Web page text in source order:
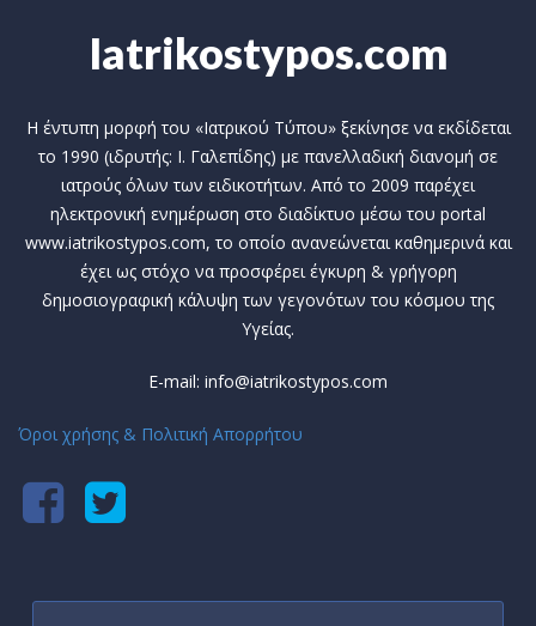
Iatrikostypos.com
Η έντυπη μορφή του «Ιατρικού Τύπου» ξεκίνησε να εκδίδεται
το 1990 (ιδρυτής: Ι. Γαλεπίδης) με πανελλαδική διανομή σε
ιατρούς όλων των ειδικοτήτων. Από το 2009 παρέχει
ηλεκτρονική ενημέρωση στο διαδίκτυο μέσω του portal
www.iatrikostypos.com, το οποίο ανανεώνεται καθημερινά και
έχει ως στόχο να προσφέρει έγκυρη & γρήγορη
δημοσιογραφική κάλυψη των γεγονότων του κόσμου της
Υγείας.
E-mail: info@iatrikostypos.com
Όροι χρήσης & Πολιτική Απορρήτου